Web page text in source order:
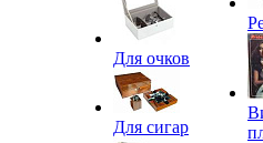
Для очков
Для сигар